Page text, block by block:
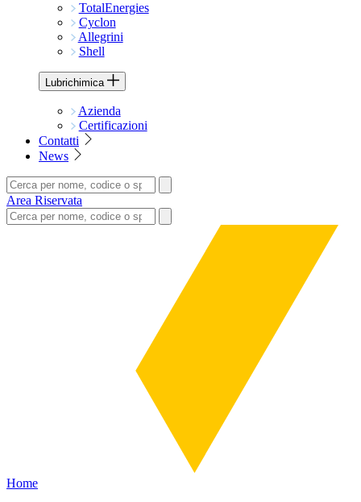
TotalEnergies
Cyclon
Allegrini
Shell
Lubrichimica
Azienda
Certificazioni
Contatti
News
Area Riservata
Home